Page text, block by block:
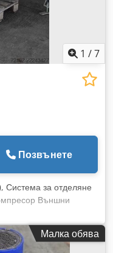
1 /7
Позвънете
, Система за отделяне
Външни
1180 мм Тегло:
Състояние:
Малка обява